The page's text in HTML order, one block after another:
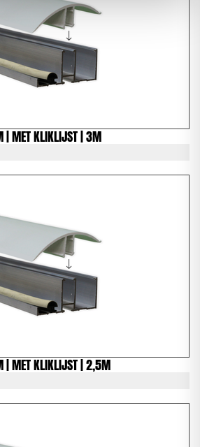
| MET KLIKLIJST | 3M
| MET KLIKLIJST | 2,5M